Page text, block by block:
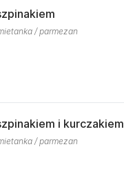
/ parmezan
i kurczakiem
/ parmezan